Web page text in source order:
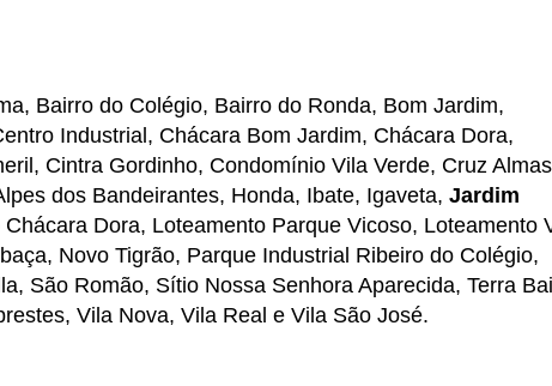
, Bairro do Colégio, Bairro do Ronda, Bom Jardim,
Industrial, Chácara Bom Jardim, Chácara Dora,
Cintra Gordinho, Condomínio Vila Verde, Cruz
dos Bandeirantes, Honda, Ibate, Igaveta, Jardim
Dora, Loteamento Parque Vicoso, Loteamento
Novo Tigrão, Parque Industrial Ribeiro do Colégio,
São Romão, Sítio Nossa Senhora Aparecida, Terra
Vila Nova, Vila Real e Vila São José.